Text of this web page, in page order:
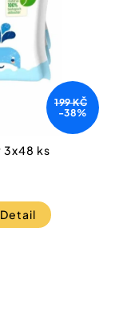
199 KČ
-38%
Bübchen Aqua Touch vlhké ubrousky 3x48 ks
Detail